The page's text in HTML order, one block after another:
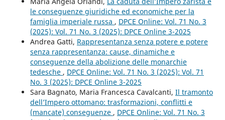
le conseguenze giuridiche ed economiche per la
famiglia imperiale russa , DPCE Online: Vol. 71 No. 3
(2025): Vol. 71 No. 3 (2025): DPCE Online 3-2025
Andrea Gatti, Rappresentanza senza potere e potere
senza rappresentanza: cause, dinamiche e
conseguenze della abolizione delle monarchie
tedesche , DPCE Online: Vol. 71 No. 3 (2025): Vol. 71
No. 3 (2025): DPCE Online 3-2025
Sara Bagnato, Maria Francesca Cavalcanti, Il tramonto
dell’Impero ottomano: trasformazioni, conflitti e
(mancate) conseguenze , DPCE Online: Vol. 71 No. 3